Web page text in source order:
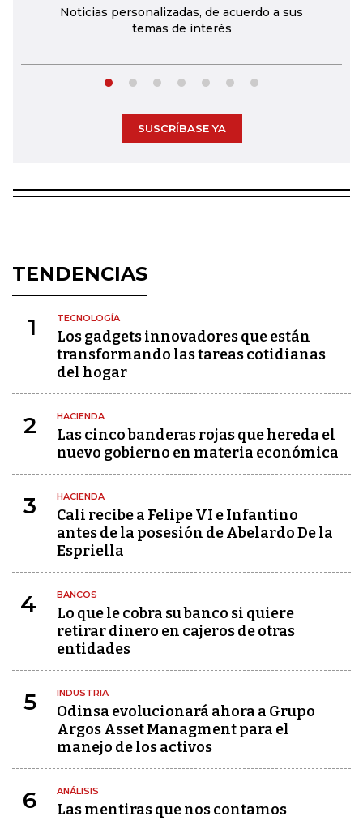
Noticias personalizadas, de acuerdo a sus
temas de interés
SUSCRÍBASE YA
TENDENCIAS
1 TECNOLOGÍA
Los gadgets innovadores que están
transformando las tareas cotidianas
del hogar
2 HACIENDA
Las cinco banderas rojas que hereda el
nuevo gobierno en materia económica
3 HACIENDA
Cali recibe a Felipe VI e Infantino
antes de la posesión de Abelardo De la
Espriella
4 BANCOS
Lo que le cobra su banco si quiere
retirar dinero en cajeros de otras
entidades
5 INDUSTRIA
Odinsa evolucionará ahora a Grupo
Argos Asset Managment para el
manejo de los activos
6 ANÁLISIS
Las mentiras que nos contamos